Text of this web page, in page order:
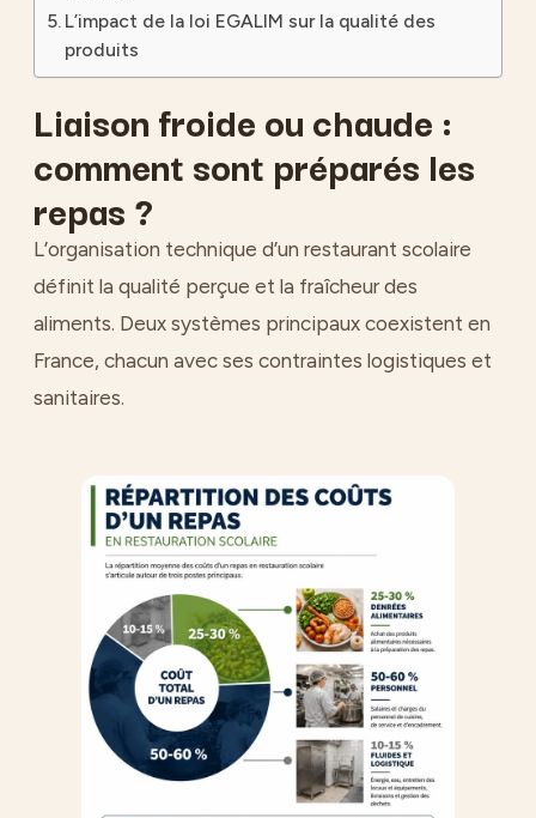
L’impact de la loi EGALIM sur la qualité des
produits
Liaison froide ou chaude :
comment sont préparés les
repas ?
L’organisation technique d’un restaurant scolaire
définit la qualité perçue et la fraîcheur des
aliments. Deux systèmes principaux coexistent en
France, chacun avec ses contraintes logistiques et
sanitaires.